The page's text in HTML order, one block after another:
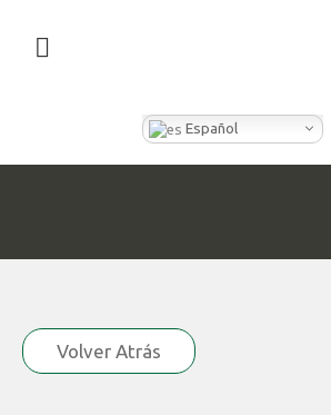
Español
Volver Atrás